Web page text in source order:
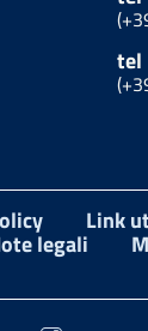
tel
Link
legali